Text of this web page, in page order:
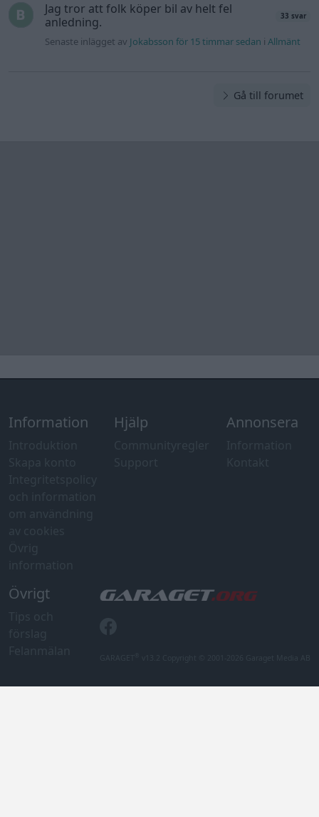
Jag tror att folk köper bil av helt fel
anledning.
33 svar
Senaste inlägget av Jokabsson för 15 timmar sedan iAllmänt
Gå till forumet
Information Hjälp Annonsera
Övrigt